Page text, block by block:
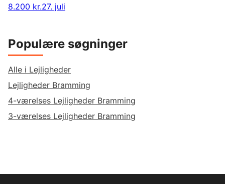
8.200 kr.27. juli
Populære søgninger
Alle i Lejligheder
Lejligheder Bramming
4-værelses Lejligheder Bramming
3-værelses Lejligheder Bramming